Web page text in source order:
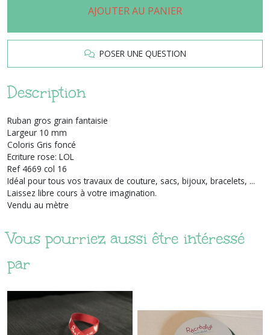
AJOUTER AU PANIER
POSER UNE QUESTION
Description
Ruban gros grain fantaisie
Largeur 10 mm
Coloris Gris foncé
Ecriture rose: LOL
Ref 4669 col 16
Idéal pour tous vos travaux de couture, sacs, bijoux, bracelets, ...
Laissez libre cours à votre imagination.
Vendu au mètre
Vous pourriez aussi être intéressé
par